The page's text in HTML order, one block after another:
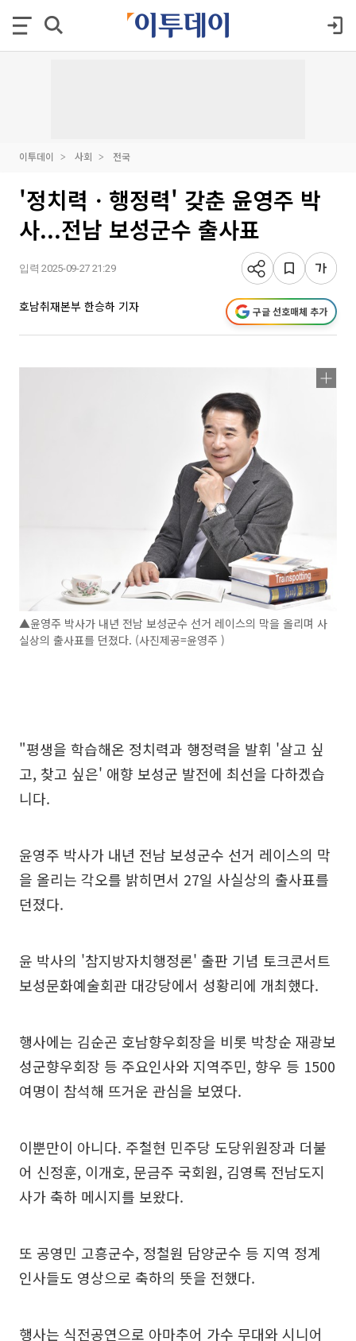
이투데이 사회 전국
'정치력ㆍ행정력' 갖춘 윤영주 박
사...전남 보성군수 출사표
입력 2025-09-27 21:29
호남취재본부 한승하 기자 구글 선호매체 추가
▲윤영주 박사가 내년 전남 보성군수 선거 레이스의 막을 올리며 사
실상의 출사표를 던졌다. (사진제공=윤영주 )
"평생을 학습해온 정치력과 행정력을 발휘 '살고 싶
고, 찾고 싶은' 애향 보성군 발전에 최선을 다하겠습
니다.
윤영주 박사가 내년 전남 보성군수 선거 레이스의 막
을 올리는 각오를 밝히면서 27일 사실상의 출사표를
던졌다.
윤 박사의 '참지방자치행정론' 출판 기념 토크콘서트
보성문화예술회관 대강당에서 성황리에 개최했다.
행사에는 김순곤 호남향우회장을 비롯 박창순 재광보
성군향우회장 등 주요인사와 지역주민, 향우 등 1500
여명이 참석해 뜨거운 관심을 보였다.
이뿐만이 아니다. 주철현 민주당 도당위원장과 더불
어 신정훈, 이개호, 문금주 국회원, 김영록 전남도지
사가 축하 메시지를 보왔다.
또 공영민 고흥군수, 정철원 담양군수 등 지역 정계
인사들도 영상으로 축하의 뜻을 전했다.
행사는 식전공연으로 아마추어 가수 무대와 시니어